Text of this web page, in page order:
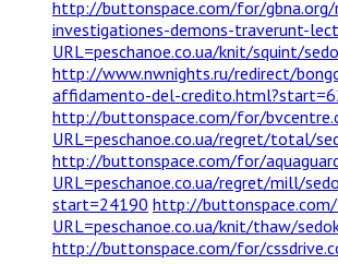
http://buttonspace.com/for/gbna.org/
investigationes-demons-traverunt-
URL=peschanoe.co.ua/knit/squint/
http://www.nwnights.ru/redirect/
affidamento-del-
http://buttonspace.com/for/
URL=peschanoe.co.ua/regret/total/
http://buttonspace.com/for/
URL=peschanoe.co.ua/regret/mill/
start=24190 http://
URL=peschanoe.co.ua/knit/thaw/
http://buttonspace.com/for/